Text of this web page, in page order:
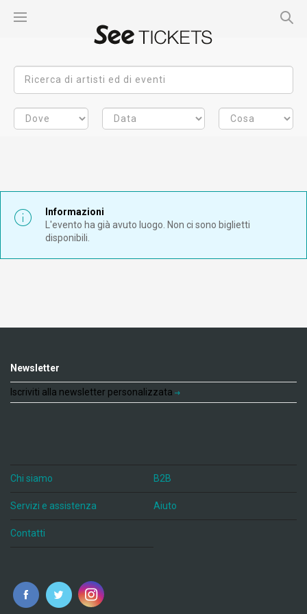
Informazioni
L'evento ha già avuto luogo. Non ci sono biglietti
disponibili.
Newsletter
Iscriviti alla newsletter personalizzata
Chi siamo B2B
Servizi e assistenza Aiuto
Contatti